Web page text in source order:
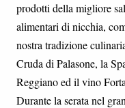
prodotti della migliore
alimentari di nicchia,
nostra tradizione
Cruda di Palasone, la
Reggiano ed il vino
Durante la serata nel